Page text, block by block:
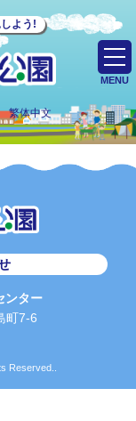
よう!
繁体中文
MENU
ンター
町7-6
Reserved..